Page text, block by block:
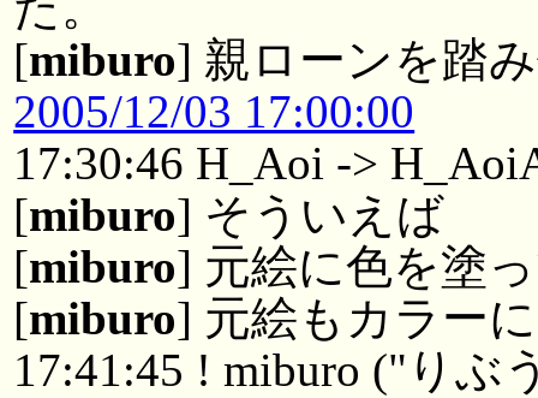
[miburo] 親ローンを踏
2005/12/03 17:00:00
17:30:46 H_Aoi ->
[miburo] そういえば
[miburo] 元絵に色を塗
[miburo] 元絵もカラー
17:41:45 ! miburo ("りぶ